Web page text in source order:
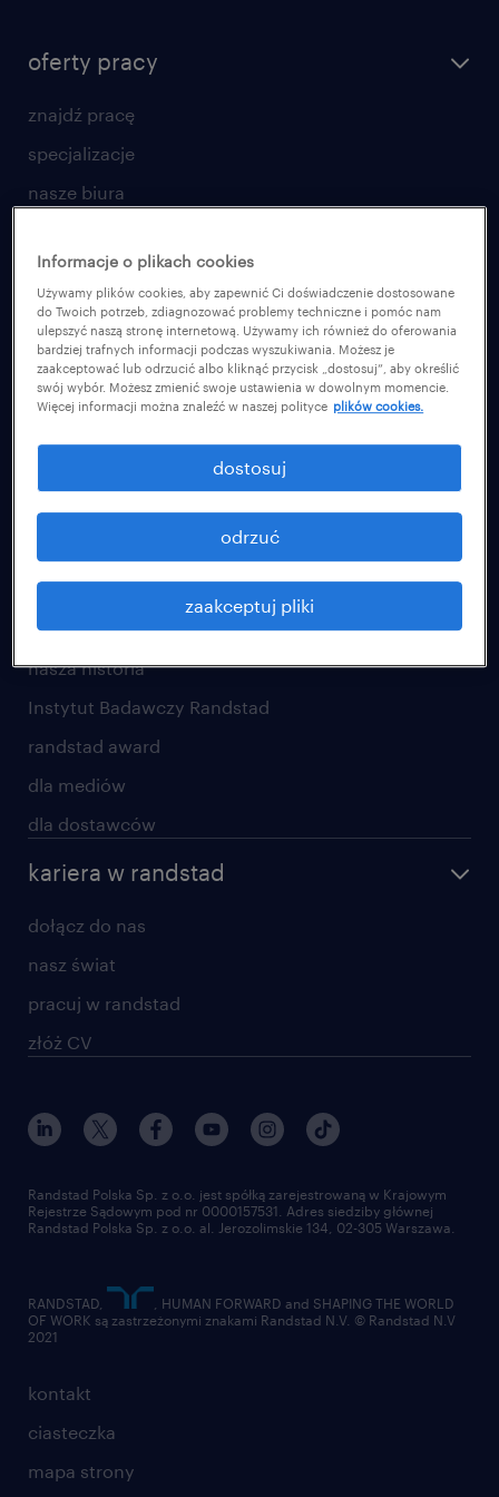
oferty pracy
znajdź pracę
specjalizacje
nasze biura
praca w amazon
работа в Польше
dla pracodawcy
poznaj nasze usługi
dlaczego randstad
centrum wiedzy
kontakt
nasza historia
Instytut Badawczy Randstad
randstad award
dla mediów
dla dostawców
kariera w randstad
dołącz do nas
nasz świat
pracuj w randstad
złóż CV
kontakt
ciasteczka
mapa strony
Randstad Polska Sp. z o.o. jest spółką zarejestrowaną w Krajowym
Rejestrze Sądowym pod nr 0000157531. Adres siedziby głównej
Randstad Polska Sp. z o.o. al. Jerozolimskie 134, 02-305 Warszawa.
RANDSTAD,
, HUMAN FORWARD and SHAPING THE WORLD
OF WORK są zastrzeżonymi znakami Randstad N.V. © Randstad N.V
2021
Informacje o plikach cookies
Używamy plików cookies, aby zapewnić Ci doświadczenie dostosowane
do Twoich potrzeb, zdiagnozować problemy techniczne i pomóc nam
ulepszyć naszą stronę internetową. Używamy ich również do oferowania
bardziej trafnych informacji podczas wyszukiwania. Możesz je
zaakceptować lub odrzucić albo kliknąć przycisk „dostosuj”, aby określić
swój wybór. Możesz zmienić swoje ustawienia w dowolnym momencie.
Więcej informacji można znaleźć w naszej polityce plików cookies.
zaakceptuj pliki
odrzuć
dostosuj